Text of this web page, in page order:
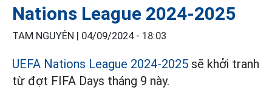
Nations League 2024-2025
TAM NGUYÊN | 04/09/2024 - 18:03
UEFA Nations League 2024-2025 sẽ khởi tranh
từ đợt FIFA Days tháng 9 này.